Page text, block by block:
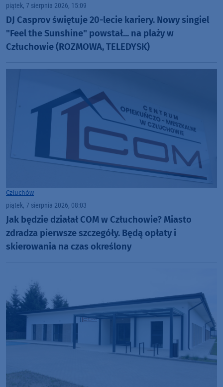
piątek, 7 sierpnia 2026, 15:09
DJ Casprov świętuje 20-lecie kariery. Nowy singiel
"Feel the Sunshine" powstał... na plaży w
Człuchowie (ROZMOWA, TELEDYSK)
Człuchów
piątek, 7 sierpnia 2026, 08:03
Jak będzie działał COM w Człuchowie? Miasto
zdradza pierwsze szczegóły. Będą opłaty i
skierowania na czas określony